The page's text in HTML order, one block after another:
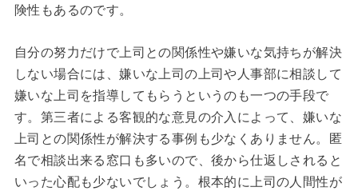
険性もあるのです。
自分の努力だけで上司との関係性や嫌いな気持ちが解決
しない場合には、嫌いな上司の上司や人事部に相談して
嫌いな上司を指導してもらうというのも一つの手段で
す。第三者による客観的な意見の介入によって、嫌いな
上司との関係性が解決する事例も少なくありません。匿
名で相談出来る窓口も多いので、後から仕返しされると
いった心配も少ないでしょう。根本的に上司の人間性が